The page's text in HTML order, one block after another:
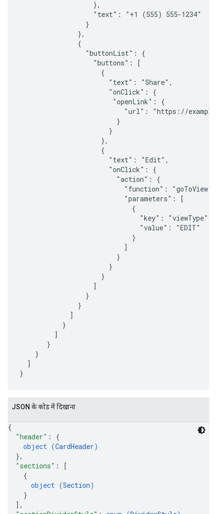
                   },
                   "text": "+1 (555) 555-1234"
                 }
               },
               {
                 "buttonList": {
                   "buttons": [
                     {
                       "text": "Share",
                       "onClick": {
                        "openLink": {
"url": "https://
                         }
                       }
                     },
                     {
                       "text": "Edit",
                       "onClick": {
                         "action": {
                           "function": "goToView",
                           "parameters": [
                             {
                               "key": "viewType",
                               "value": "EDIT"
                             }
                           ]
                         }
                       }
                     }
                   ]
                 }
               }
             ]
           }
         ]
       }
    }
  ]
JSON के काेड में दिखाना
{
"header" : {
object (CardHeader)
},
"sections" :
[
{
object (Section)
}
] ,